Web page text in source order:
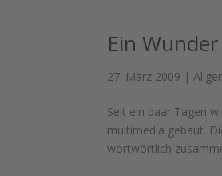
Ein
27. März 2009 |
Seit ein paar Tagen
multimedia gebaut.
wortwörtlich